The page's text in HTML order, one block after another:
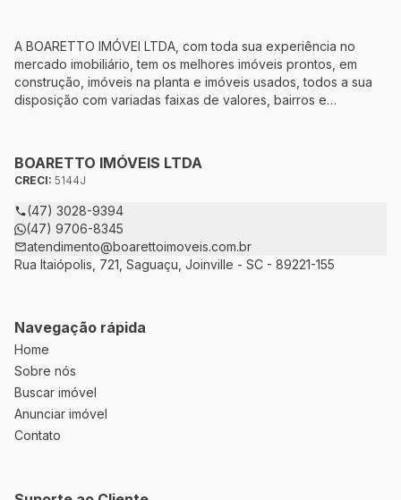
A BOARETTO IMÓVEI LTDA, com toda sua experiência no
mercado imobiliário, tem os melhores imóveis prontos, em
construção, imóveis na planta e imóveis usados, todos a sua
disposição com variadas faixas de valores, bairros e
ao CRECI-5144J – estarão sempre prontos para responder-lhe
todas as suas dúvidas sobre casas, apartamentos, terrenos,
salas comerciais e outros produtos imobiliários.
BOARETTO IMÓVEIS LTDA
CRECI: 5144J
(47) 3028-9394
(47) 9706-8345
atendimento@boarettoimoveis.com.br
Rua Itaiópolis, 721, Saguaçu, Joinville - SC - 89221-155
Navegação rápida
Home
Sobre nós
Buscar imóvel
Anunciar imóvel
Contato